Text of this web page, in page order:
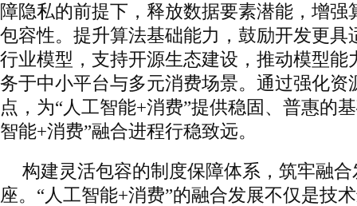
障隐私的前提下，释放数据要素潜能，增强
包容性。提升算法基础能力，鼓励开发更具
行业模型，支持开源生态建设，推动模型能
务于中小平台与多元消费场景。通过强化资
点，为“人工智能+消费”提供稳固、普惠的
智能+消费”融合进程行稳致远。
构建灵活包容的制度保障体系，筑牢融
座。“人工智能+消费”的融合发展不仅是技